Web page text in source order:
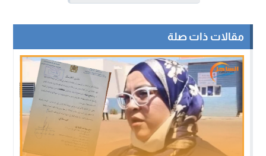
مقالات ذات صلة